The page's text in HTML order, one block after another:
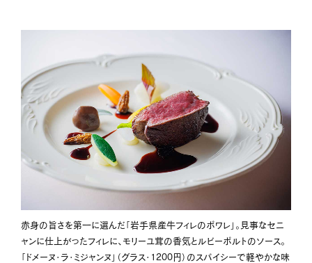
赤身の旨さを第一に選んだ「岩手県産牛フィレのポワレ」。見事なセニ
ャンに仕上がったフィレに、モリーユ茸の香気とルビーポルトのソース。
「ドメーヌ・ラ・ミジャンヌ」（グラス・1200円）のスパイシーで軽やかな味